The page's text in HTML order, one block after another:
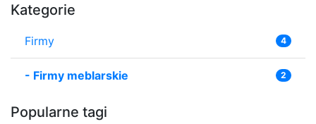
Kategorie
Firmy 4
- Firmy meblarskie 2
Popularne tagi